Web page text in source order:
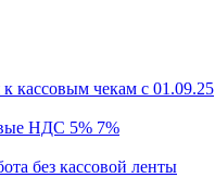
кассовым чекам с 01.09.25
НДС 5% 7%
без кассовой ленты